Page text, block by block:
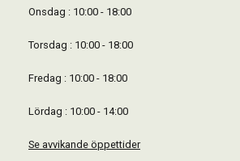
Onsdag : 10:00 - 18:00
Torsdag : 10:00 - 18:00
Fredag : 10:00 - 18:00
Lördag : 10:00 - 14:00
Se avvikande öppettider